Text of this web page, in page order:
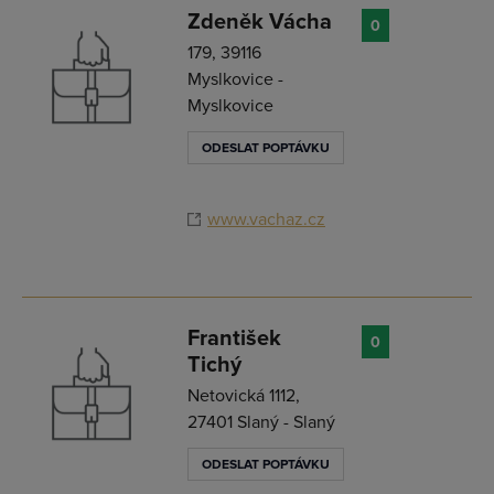
Zdeněk Vácha
179, 39116
Myslkovice -
Myslkovice
ODESLAT POPTÁVKU
www.vachaz.cz
0
František
Tichý
Netovická 1112,
27401 Slaný - Slaný
ODESLAT POPTÁVKU
0